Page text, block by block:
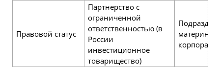
Правовой статус
Партнерство с
ограниченной
ответственностью (в
России
инвестиционное
товарищество)